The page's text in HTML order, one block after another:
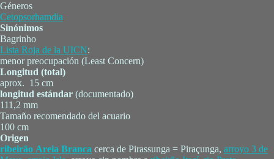
Géneros
Cetopsorhamdia
Sinónimos
Bagrinho
Lista Roja de la UICN:
menor preocupación (Least Concern)
Longitud (total)
aprox. 15 cm
longitud estándar (documentado)
111,2 mm
Tamaño recomendado del acuario
100 cm
Origen
ribeirão Areia Branca cerca de Pirassunga = Piraçunga, arroyo 3 de